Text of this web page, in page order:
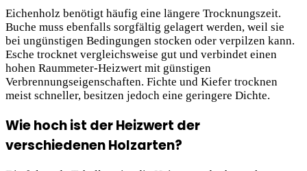
Eichenholz benötigt häufig eine längere Trocknungszeit.
Buche muss ebenfalls sorgfältig gelagert werden, weil sie
bei ungünstigen Bedingungen stocken oder verpilzen kann.
Esche trocknet vergleichsweise gut und verbindet einen
hohen Raummeter-Heizwert mit günstigen
Verbrennungseigenschaften. Fichte und Kiefer trocknen
meist schneller, besitzen jedoch eine geringere Dichte.
Wie hoch ist der Heizwert der
verschiedenen Holzarten?